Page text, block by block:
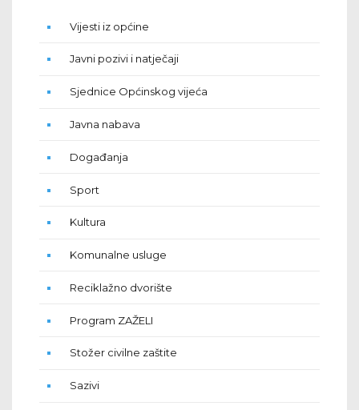
Vijesti iz općine
Javni pozivi i natječaji
Sjednice Općinskog vijeća
Javna nabava
Događanja
Sport
Kultura
Komunalne usluge
Reciklažno dvorište
Program ZAŽELI
Stožer civilne zaštite
Sazivi